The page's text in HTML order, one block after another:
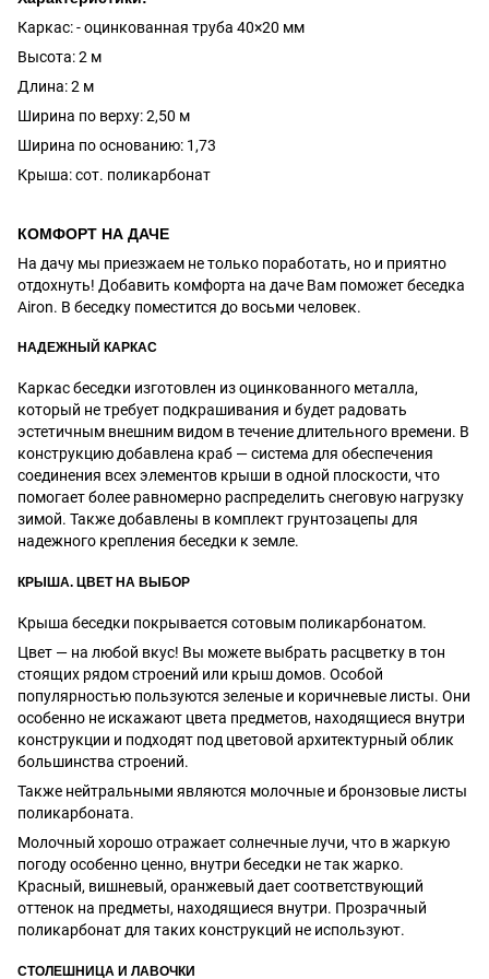
Каркас: - оцинкованная труба 40×20 мм
Высота: 2 м
Длина: 2 м
Ширина по верху: 2,50 м
Ширина по основанию: 1,73
Крыша: сот. поликарбонат
КОМФОРТ НА ДАЧЕ
На дачу мы приезжаем не только поработать, но и приятно
отдохнуть! Добавить комфорта на даче Вам поможет беседка
Airon. В беседку поместится до восьми человек.
НАДЕЖНЫЙ КАРКАС
Каркас беседки изготовлен из оцинкованного металла,
который не требует подкрашивания и будет радовать
эстетичным внешним видом в течение длительного времени. В
конструкцию добавлена краб — система для обеспечения
соединения всех элементов крыши в одной плоскости, что
помогает более равномерно распределить снеговую нагрузку
зимой. Также добавлены в комплект грунтозацепы для
надежного крепления беседки к земле.
КРЫША. ЦВЕТ НА ВЫБОР
Крыша беседки покрывается сотовым поликарбонатом.
Цвет — на любой вкус! Вы можете выбрать расцветку в тон
стоящих рядом строений или крыш домов. Особой
популярностью пользуются зеленые и коричневые листы. Они
особенно не искажают цвета предметов, находящиеся внутри
конструкции и подходят под цветовой архитектурный облик
большинства строений.
Также нейтральными являются молочные и бронзовые листы
поликарбоната.
Молочный хорошо отражает солнечные лучи, что в жаркую
погоду особенно ценно, внутри беседки не так жарко.
Красный, вишневый, оранжевый дает соответствующий
оттенок на предметы, находящиеся внутри. Прозрачный
поликарбонат для таких конструкций не используют.
СТОЛЕШНИЦА И ЛАВОЧКИ